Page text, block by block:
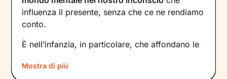
influenza il presente, senza che ce ne rendiamo
conto.
È nell’infanzia, in particolare, che affondano le
e agire: leesperienze vissute in famiglia
Mostra di più